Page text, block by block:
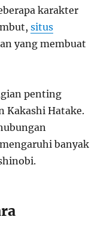
karakter
situs
yang membuat
penting
Kakashi Hatake.
banyak